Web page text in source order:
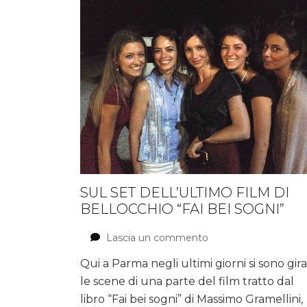
SUL SET DELL’ULTIMO FILM DI
BELLOCCHIO “FAI BEI SOGNI”
Lascia un commento
set
dell’ultimo
film
Qui a Parma negli ultimi giorni si sono
le scene di una parte del film tratto dal
libro “Fai bei sogni” di Massimo Gramellini,